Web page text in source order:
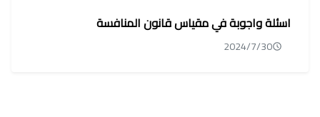
اسئلة واجوبة في مقياس قانون المنافسة
2024/7/30